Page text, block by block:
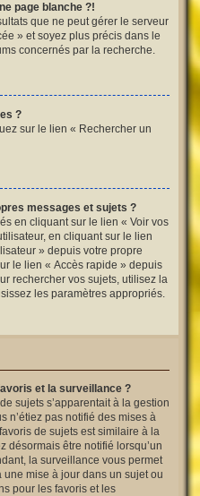
page blanche ?!
que ne peut gérer le serveur
» et soyez plus précis dans le
concernés par la recherche.
?
sur le lien « Rechercher un
messages et sujets ?
en cliquant sur le lien « Voir vos
en cliquant sur le lien
» depuis votre propre
le lien « Accès rapide » depuis
rechercher vos sujets, utilisez la
les paramètres appropriés.
et la surveillance ?
sujets s’apparentait à la gestion
n’étiez pas notifié des mises à
de sujets est similaire à la
désormais être notifié lorsqu’un
la surveillance vous permet
une mise à jour dans un sujet ou
pour les favoris et les